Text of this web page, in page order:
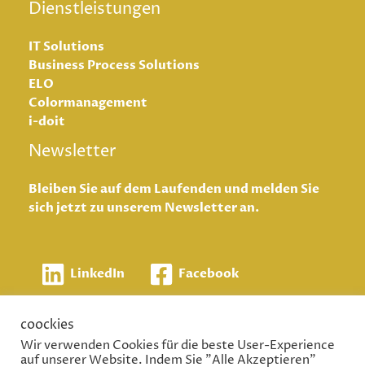
Dienstleistungen
IT Solutions
Business Process Solutions
ELO
Colormanagement
i-doit
Newsletter
Bleiben Sie auf dem Laufenden und melden Sie
sich jetzt zu unserem Newsletter an.
LinkedIn Facebook
coockies
Wir verwenden Cookies für die beste User-Experience
auf unserer Website. Indem Sie "Alle Akzeptieren"